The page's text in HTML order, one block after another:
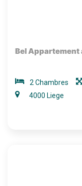
Bel Appartement
2 Chambres
4000 Liege